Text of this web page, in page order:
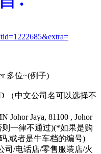
多位~(例子)
（中文公司名可以选择不
Johor Jaya, 81100 , Johor
则一律不通过)(*如果是购
,或者是牛车档的编号)
司/电话店/零售服装店/火